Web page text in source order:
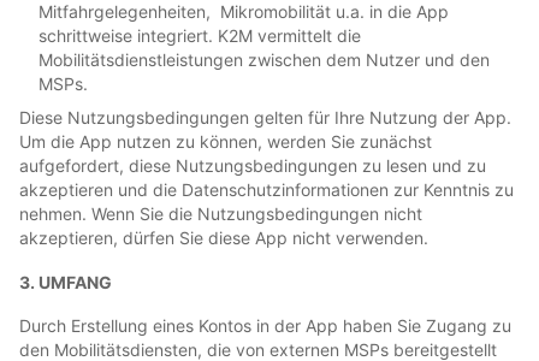
Mitfahrgelegenheiten, Mikromobilität u.a. in die App
schrittweise integriert. K2M vermittelt die
Mobilitätsdienstleistungen zwischen dem Nutzer und den
MSPs.
Diese Nutzungsbedingungen gelten für Ihre Nutzung der App.
Um die App nutzen zu können, werden Sie zunächst
aufgefordert, diese Nutzungsbedingungen zu lesen und zu
akzeptieren und die Datenschutzinformationen zur Kenntnis zu
nehmen. Wenn Sie die Nutzungsbedingungen nicht
akzeptieren, dürfen Sie diese App nicht verwenden.
3. UMFANG
Durch Erstellung eines Kontos in der App haben Sie Zugang zu
den Mobilitätsdiensten, die von externen MSPs bereitgestellt